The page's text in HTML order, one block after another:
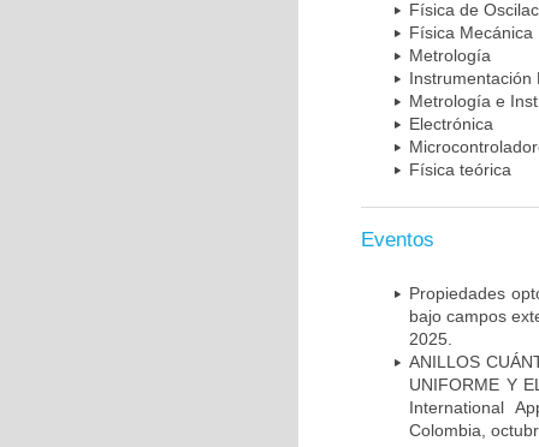
Física de
Física Mecánica
Metrología
Instrumentación
Metrología e
Electrónica
Física teórica
Eventos
Propiedades
bajo campos
2025.
ANILLOS
UNIFORME Y
International
Colombia,